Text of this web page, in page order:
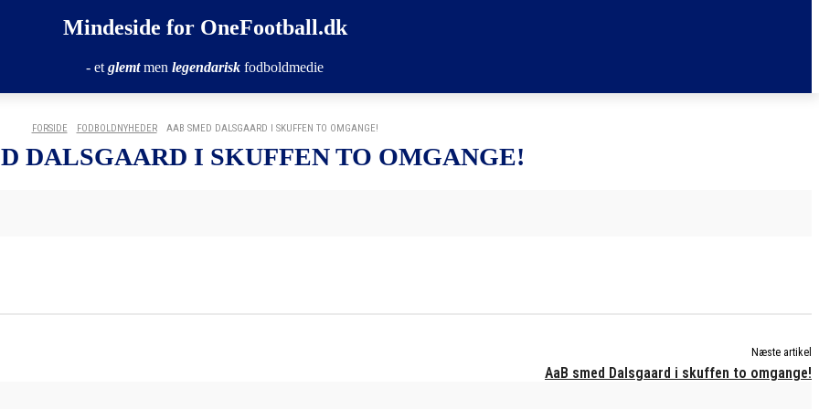
Mindeside for OneFootball.dk
- et glemtmen legendarisk fodboldmedie
FORSIDE FODBOLDNYHEDER AAB SMED DALSGAARD I SKUFFEN TO OMGANGE!
DALSGAARD I SKUFFEN TO OMGANGE!
Næste artikel
AaB smed Dalsgaard i skuffen to omgange!